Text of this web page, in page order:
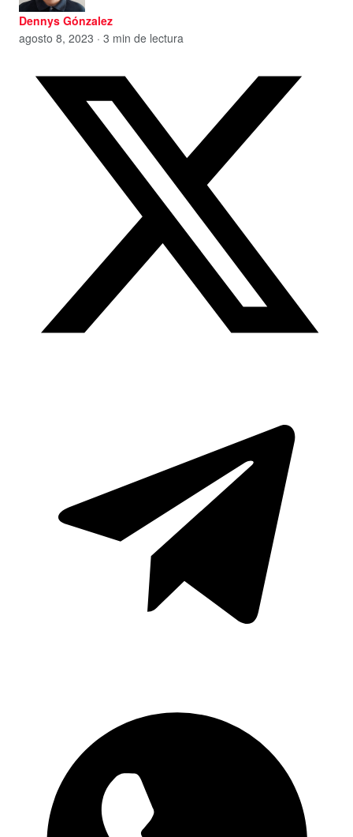
Dennys Gónzalez
agosto 8, 2023 · 3 min de lectura